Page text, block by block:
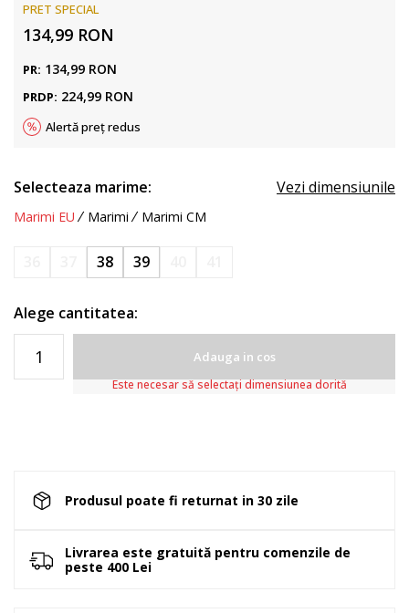
PRET SPECIAL
134,99 RON
PR: 134,99 RON
PRDP: 224,99 RON
Alertă preț redus
Selecteaza marime: Vezi dimensiunile
Marimi EU Marimi Marimi CM
38 39
Alege cantitatea:
Adauga in cos
Este necesar să selectați dimensiunea dorită
Produsul poate fi returnat in 30 zile
Livrarea este gratuită pentru comenzile de
peste 400 Lei